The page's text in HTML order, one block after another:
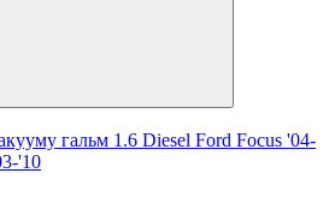
гальм 1.6 Diesel Ford Focus '04-
'10